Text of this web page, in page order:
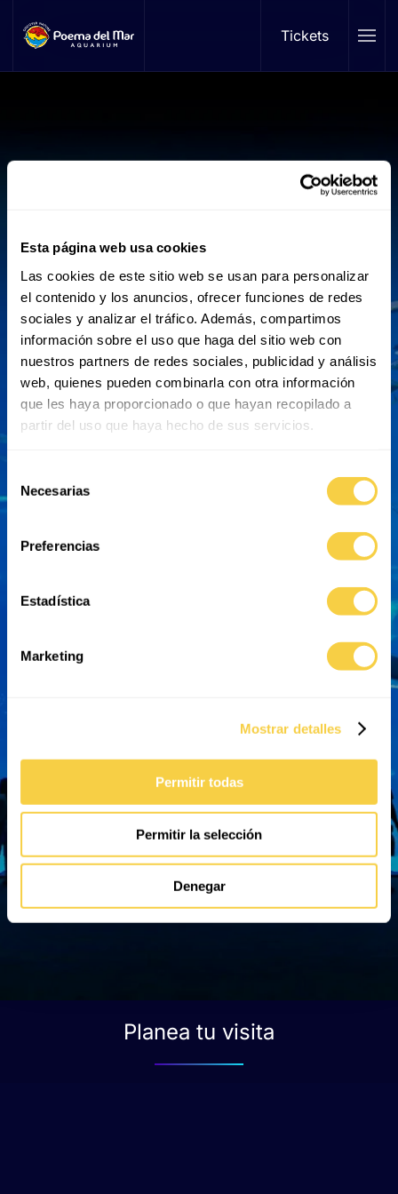
Esta página web usa cookies
Las cookies de este sitio web se usan para personalizar
el contenido y los anuncios, ofrecer funciones de redes
sociales y analizar el tráfico. Además, compartimos
información sobre el uso que haga del sitio web con
nuestros partners de redes sociales, publicidad y análisis
web, quienes pueden combinarla con otra información
que les haya proporcionado o que hayan recopilado a
partir del uso que haya hecho de sus servicios.
de Necesarias
Preferencias
Estadística
Marketing
Mostrar detalles
Permitir todas
Permitir la selección
Denegar
Skip to main content Tickets
Planea tu visita
Poema del Mar Acuario
Planea tu visita